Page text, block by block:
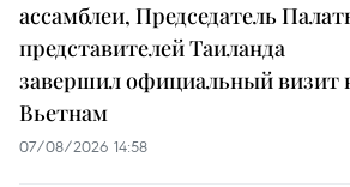
ассамблеи, Председатель
представителей Таиланда
завершил официальный визит
Вьетнам
07/08/2026 14:58